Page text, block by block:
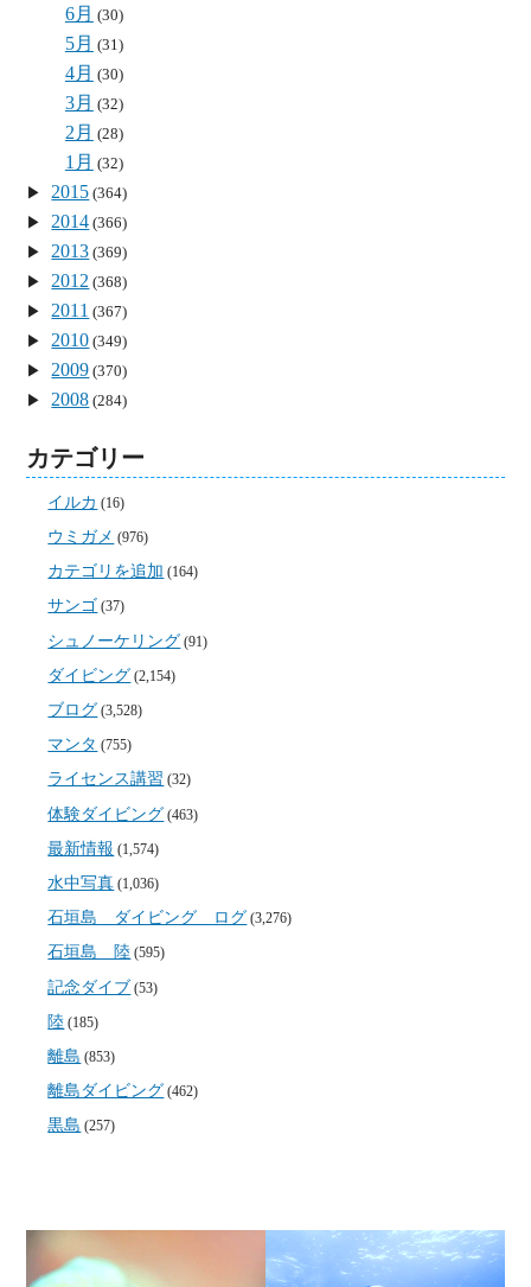
6月 (30)
5月 (31)
4月 (30)
3月 (32)
2月 (28)
1月 (32)
2015 (364)
2014 (366)
2013 (369)
2012 (368)
2011 (367)
2010 (349)
2009 (370)
2008 (284)
カテゴリー
イルカ (16)
ウミガメ (976)
カテゴリを追加 (164)
サンゴ (37)
シュノーケリング (91)
ダイビング (2,154)
ブログ (3,528)
マンタ (755)
ライセンス講習 (32)
体験ダイビング (463)
最新情報 (1,574)
水中写真 (1,036)
石垣島 ダイビング ログ (3,276)
石垣島 陸 (595)
記念ダイブ (53)
陸 (185)
離島 (853)
離島ダイビング (462)
黒島 (257)